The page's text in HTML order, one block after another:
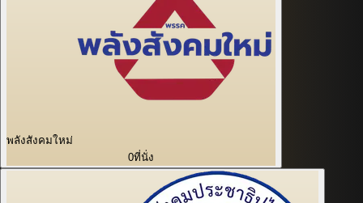
พลังสังคมใหม่
0ที่นั่ง